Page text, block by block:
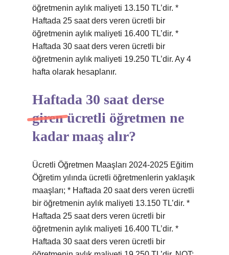
öğretmenin aylık maliyeti 13.150 TL’dir. *
Haftada 25 saat ders veren ücretli bir
öğretmenin aylık maliyeti 16.400 TL’dir. *
Haftada 30 saat ders veren ücretli bir
öğretmenin aylık maliyeti 19.250 TL’dir. Ay 4
hafta olarak hesaplanır.
Haftada 30 saat derse
giren ücretli öğretmen ne
kadar maaş alır?
Ücretli Öğretmen Maaşları 2024-2025 Eğitim
Öğretim yılında ücretli öğretmenlerin yaklaşık
maaşları; * Haftada 20 saat ders veren ücretli
bir öğretmenin aylık maliyeti 13.150 TL’dir. *
Haftada 25 saat ders veren ücretli bir
öğretmenin aylık maliyeti 16.400 TL’dir. *
Haftada 30 saat ders veren ücretli bir